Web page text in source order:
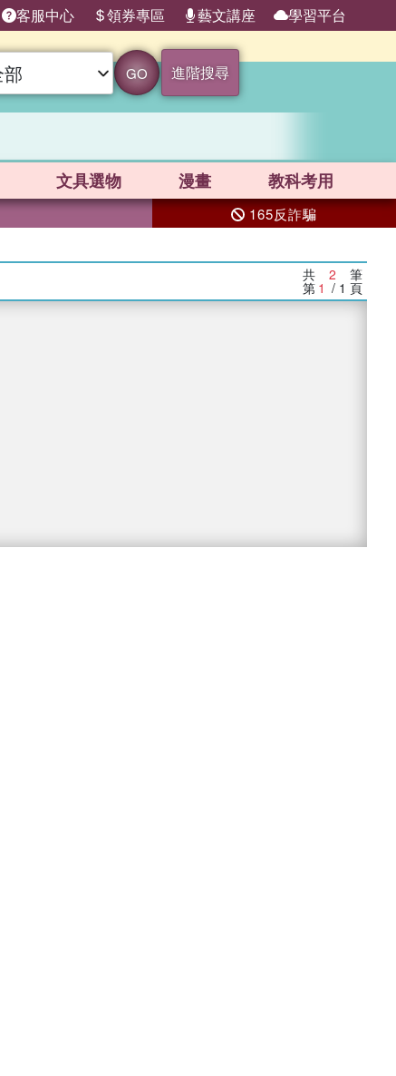
客服中心 領券專區 藝文講座 學習平台
GO 進階搜尋
文具選物 漫畫 教科考用
165反詐騙
共 2 筆
第 1 / 1 頁